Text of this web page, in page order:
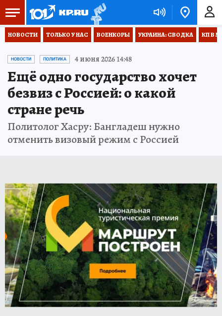
НОВОСТИ ТОЛЬКО У НАС ВОЕНКОРЫ УКРАИНА: СВОДКА КП В
НОВОСТИ ПОЛИТИКА 4 июня 2026 14:48
Ещё одно государство хочет
безвиз с Россией: о какой
стране речь
Политолог Хасру: Бангладеш нужно
отменить визовый режим с Россией